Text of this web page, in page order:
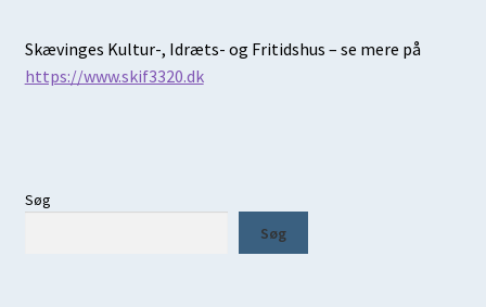
Skakklubben
Skævinges Kultur-, Idræts- og Fritidshus – se mere på
https://www.skif3320.dk
Søg
Søg